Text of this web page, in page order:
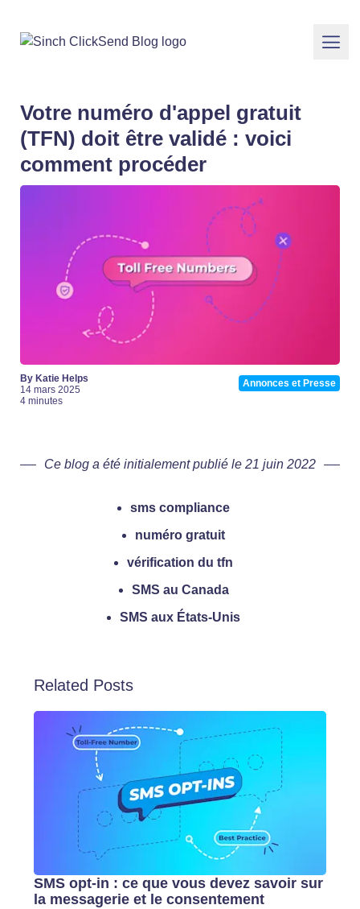
Votre numéro d'appel gratuit
(TFN) doit être validé : voici
comment procéder
By Katie Helps
14 mars 2025
4 minutes
Annonces et Presse
Ce blog a été initialement publié le 21 juin 2022
sms compliance
numéro gratuit
vérification du tfn
SMS au Canada
SMS aux États-Unis
Related Posts
SMS opt-in : ce que vous devez savoir sur
la messagerie et le consentement